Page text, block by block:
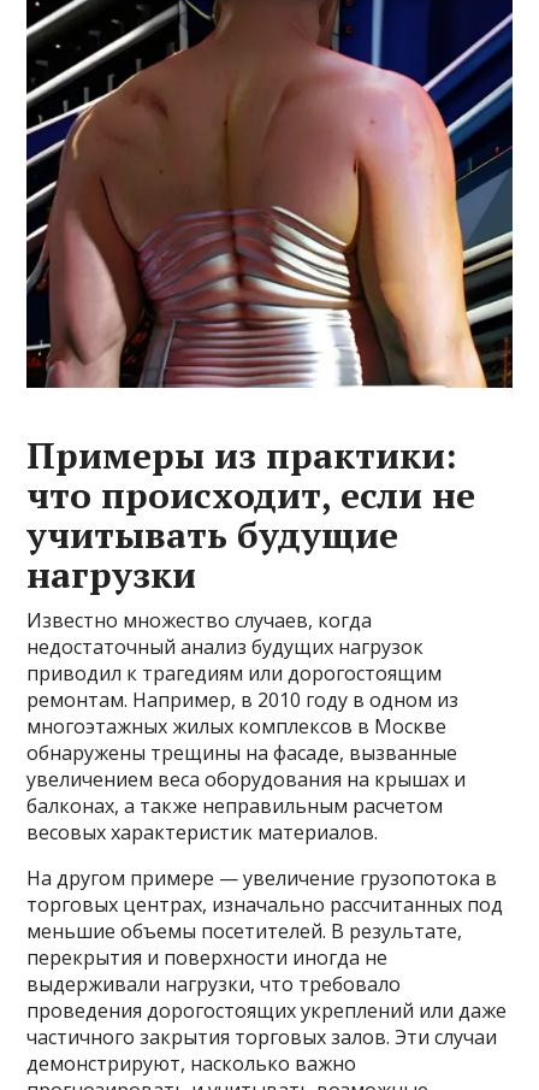
Примеры из практики:
что происходит, если не
учитывать будущие
нагрузки
Известно множество случаев, когда
недостаточный анализ будущих нагрузок
приводил к трагедиям или дорогостоящим
ремонтам. Например, в 2010 году в одном из
многоэтажных жилых комплексов в Москве
обнаружены трещины на фасаде, вызванные
увеличением веса оборудования на крышах и
балконах, а также неправильным расчетом
весовых характеристик материалов.
На другом примере — увеличение грузопотока в
торговых центрах, изначально рассчитанных под
меньшие объемы посетителей. В результате,
перекрытия и поверхности иногда не
выдерживали нагрузки, что требовало
проведения дорогостоящих укреплений или даже
частичного закрытия торговых залов. Эти случаи
демонстрируют, насколько важно